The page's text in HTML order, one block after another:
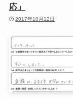
応」
2017年10月12日